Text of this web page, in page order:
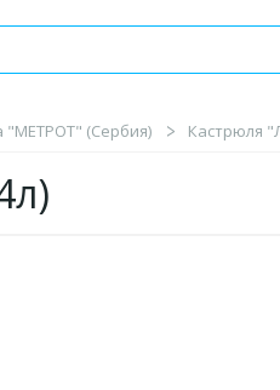
"МЕТРОТ" (Сербия) Кастрюля